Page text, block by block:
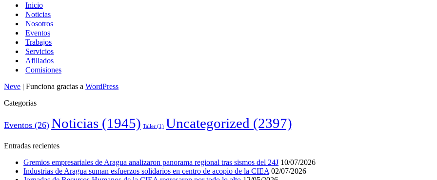
Inicio
Noticias
Nosotros
Eventos
Trabajos
Servicios
Afiliados
Comisiones
Neve | Funciona gracias a WordPress
Categorías
Eventos (26) Noticias (1945) Taller (1) Uncategorized (2397)
Entradas recientes
Gremios empresariales de Aragua analizaron panorama regional tras sismos del 24J 10/07/2026
Industrias de Aragua suman esfuerzos solidarios en centro de acopio de la CIEA 02/07/2026